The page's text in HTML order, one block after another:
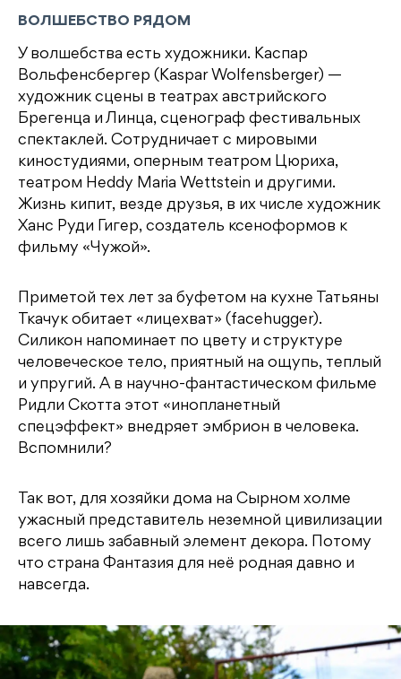
ВОЛШЕБСТВО РЯДОМ
У волшебства есть художники. Каспар
Вольфенсбергер (Kaspar Wolfensberger) —
художник сцены в театрах австрийского
Брегенца и Линца, сценограф фестивальных
спектаклей. Сотрудничает с мировыми
киностудиями, оперным театром Цюриха,
театром Heddy Maria Wettstein и другими.
Жизнь кипит, везде друзья, в их числе художник
Ханс Руди Гигер, создатель ксеноформов к
фильму «Чужой».
Приметой тех лет за буфетом на кухне Татьяны
Ткачук обитает «лицехват» (facehugger).
Силикон напоминает по цвету и структуре
человеческое тело, приятный на ощупь, теплый
и упругий. А в научно-фантастическом фильме
Ридли Скотта этот «инопланетный
спецэффект» внедряет эмбрион в человека.
Вспомнили?
Так вот, для хозяйки дома на Сырном холме
ужасный представитель неземной цивилизации
всего лишь забавный элемент декора. Потому
что страна Фантазия для неё родная давно и
навсегда.